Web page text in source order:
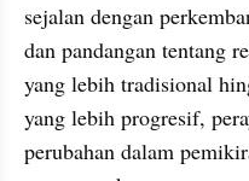
sejalan dengan
dan pandangan tentang
yang lebih tradisional
yang lebih progresif,
perubahan dalam